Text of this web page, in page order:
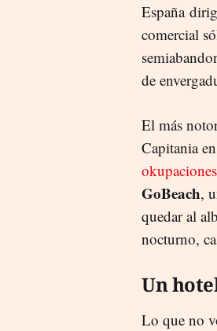
España
comercial
de
El más
Capitania
okupaciones
GoBeach,
quedar al
nocturno,
Un
Lo que no